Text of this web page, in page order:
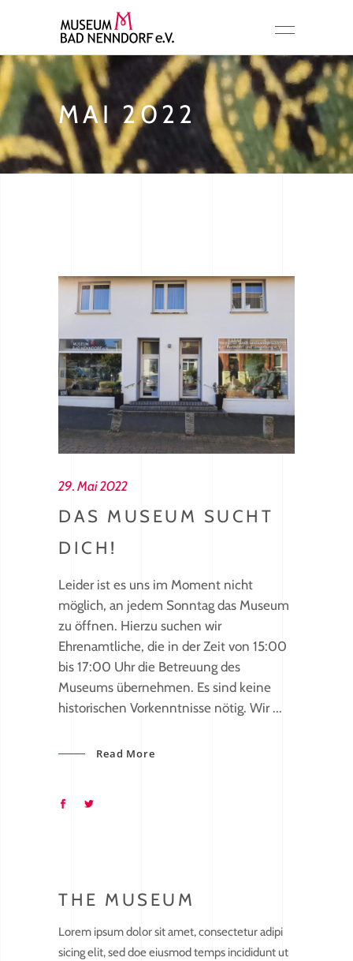
MAI 2022
29. Mai 2022
DAS MUSEUM SUCHT
DICH!
Leider ist es uns im Moment nicht
möglich, an jedem Sonntag das Museum
zu öffnen. Hierzu suchen wir
Ehrenamtliche, die in der Zeit von 15:00
bis 17:00 Uhr die Betreuung des
Museums übernehmen. Es sind keine
historischen Vorkenntnisse nötig. Wir
Read More
THE MUSEUM
Lorem ipsum dolor sit amet, consectetur adipi
sicing elit, sed doe eiusmod temps incididunt ut